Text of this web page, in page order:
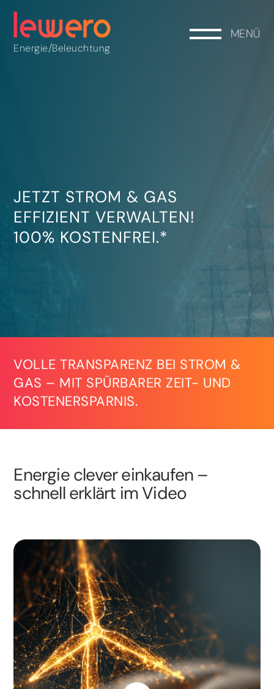
Energie/Beleuchtung
MENÜ
JETZT STROM & GAS
EFFIZIENT VERWALTEN!
100% KOSTENFREI.*
VOLLE TRANSPARENZ BEI STROM &
GAS – MIT SPÜRBARER ZEIT- UND
KOSTENERSPARNIS.
Energie clever einkaufen –
schnell erklärt im Video